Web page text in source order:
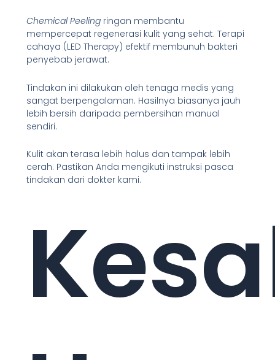
Chemical Peelingringan membantu
mempercepat regenerasi kulit yang sehat. Terapi
cahaya (LED Therapy) efektif membunuh bakteri
penyebab jerawat.
Tindakan ini dilakukan oleh tenaga medis yang
sangat berpengalaman. Hasilnya biasanya jauh
lebih bersih daripada pembersihan manual
sendiri.
Kulit akan terasa lebih halus dan tampak lebih
cerah. Pastikan Anda mengikuti instruksi pasca
tindakan dari dokter kami.